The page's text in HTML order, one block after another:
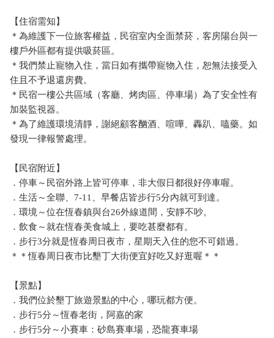
【住宿需知】
＊為維護下一位旅客權益，民宿室內全面禁菸，客房陽台與一
樓戶外區都有提供吸菸區。
＊我們禁止寵物入住，當日如有攜帶寵物入住，恕無法接受入
住且不予退還房費。
＊民宿一樓公共區域（客廳、烤肉區、停車場）為了安全性有
加裝監視器。
＊為了維護環境清靜，謝絕顧客酗酒、喧嘩、轟趴、嗑藥。如
發現一律報警處理。
【民宿附近】
．停車～民宿外路上皆可停車，非大假日都很好停車喔。
．生活～全聯、7-11、早餐店皆步行5分內就可到達。
．環境～位在恆春鎮與台26外線道間，安靜不吵。
．飲食～就在恆春美食城上，要吃甚麼都有。
．步行3分就是恆春周日夜市，星期天入住的您不可錯過。
＊＊恆春周日夜市比墾丁大街便宜好吃又好逛喔＊＊
【景點】
．我們位於墾丁旅遊景點的中心，哪玩都方便。
．步行5分～恆春老街，阿嘉的家
．步行5分～小賽車：砂島賽車場，恐龍賽車場